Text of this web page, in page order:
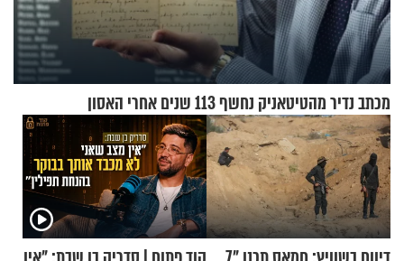
מכתב נדיר מהטיטאניק נחשף 113 שנים אחרי האסון